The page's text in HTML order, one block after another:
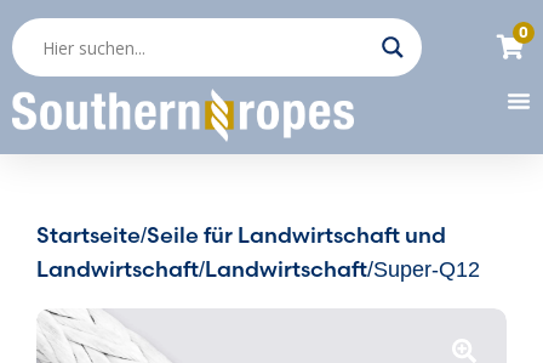
0
Startseite/Seile für Landwirtschaft und
Landwirtschaft/Landwirtschaft/Super-Q12